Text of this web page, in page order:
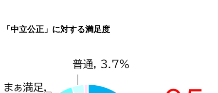
「中立公正」に対する満足度